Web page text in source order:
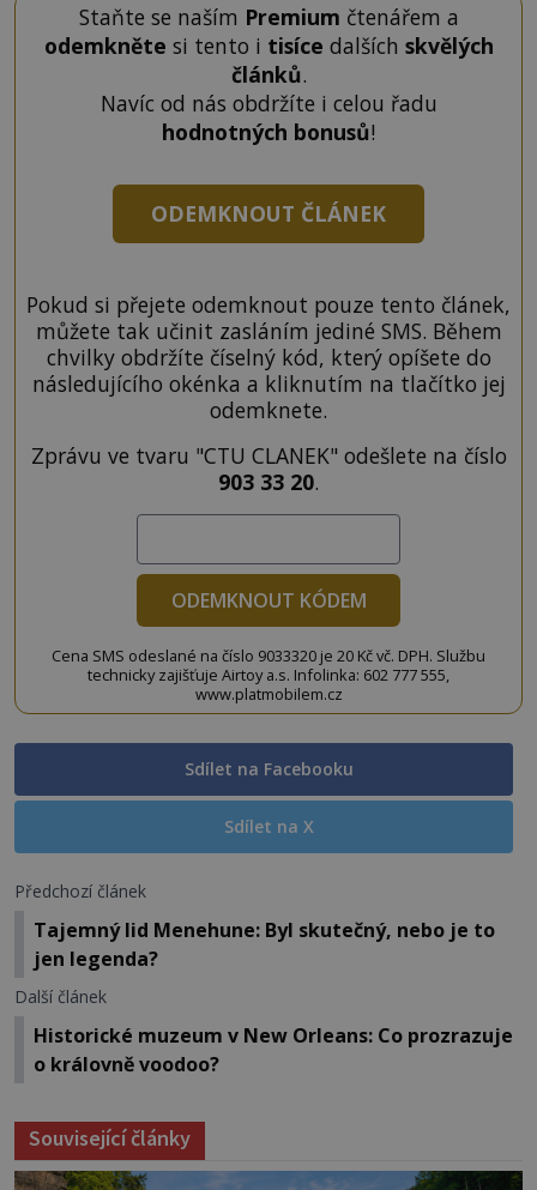
Staňte se naším Premium čtenářem a
odemkněte si tento i tisíce dalších skvělých
článků.
Navíc od nás obdržíte i celou řadu
hodnotných bonusů!
ODEMKNOUT ČLÁNEK
Pokud si přejete odemknout pouze tento článek,
můžete tak učinit zasláním jediné SMS. Během
chvilky obdržíte číselný kód, který opíšete do
následujícího okénka a kliknutím na tlačítko jej
odemknete.
Zprávu ve tvaru "CTU CLANEK" odešlete na číslo
903 33 20.
ODEMKNOUT KÓDEM
Cena SMS odeslané na číslo 9033320 je 20 Kč vč. DPH. Službu
technicky zajišťuje Airtoy a.s. Infolinka: 602 777 555,
www.platmobilem.cz
Sdílet na Facebooku
Sdílet na X
Předchozí článek
Tajemný lid Menehune: Byl skutečný, nebo je to
jen legenda?
Další článek
Historické muzeum v New Orleans: Co prozrazuje
o královně voodoo?
Související články